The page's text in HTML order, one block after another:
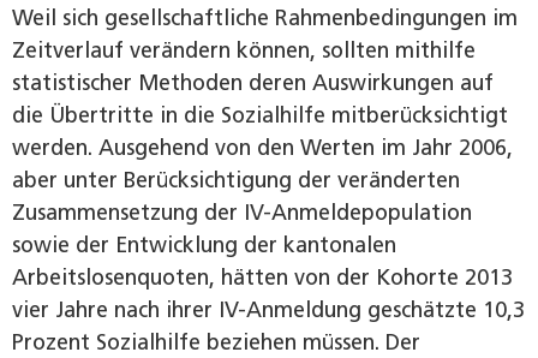
Weil sich gesellschaftliche Rahmenbedingungen im
Zeitverlauf verändern können, sollten mithilfe
statistischer Methoden deren Auswirkungen auf
die Übertritte in die Sozialhilfe mitberücksichtigt
werden. Ausgehend von den Werten im Jahr 2006,
aber unter Berücksichtigung der veränderten
Zusammensetzung der IV-Anmeldepopulation
sowie der Entwicklung der kantonalen
Arbeitslosenquoten, hätten von der Kohorte 2013
vier Jahre nach ihrer IV-Anmeldung geschätzte 10,3
Prozent Sozialhilfe beziehen müssen. Der